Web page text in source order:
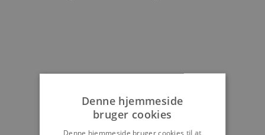
Denne hjemmeside
bruger cookies
Denne hjemmeside bruger cookies til at